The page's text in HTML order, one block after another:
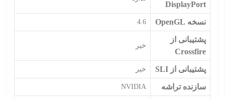
DisplayPort
نسخه OpenGL 4.6
پشتیبانی از
Crossfire
خیر
پشتیبانی از SLI خیر
سازنده تراشه NVIDIA